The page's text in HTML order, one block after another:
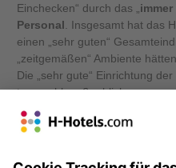
Einchecken“ durch das „
Personal . Insgesamt hat das
einen „sehr guten“
„zeitgemäßen“ Ambiente hätten
Die „sehr gute“ Einrichtung
trug wohl maßgeblich zur
Gelobt werden auch das „
„sehr gute“ Lage des Hotels,
der kostenlose Fahrradverleih